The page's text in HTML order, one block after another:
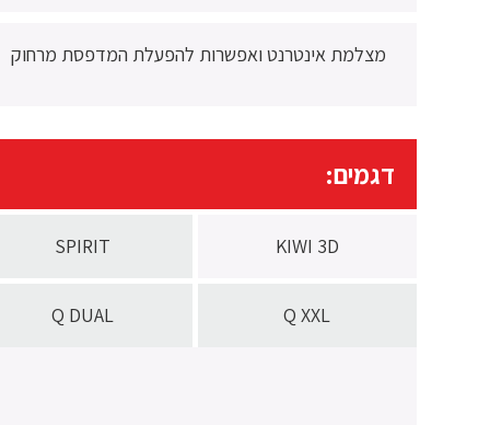
מצלמת אינטרנט ואפשרות להפעלת המדפסת מרחוק
דגמים:
KIWI 3D
SPIRIT
Q XXL
Q DUAL